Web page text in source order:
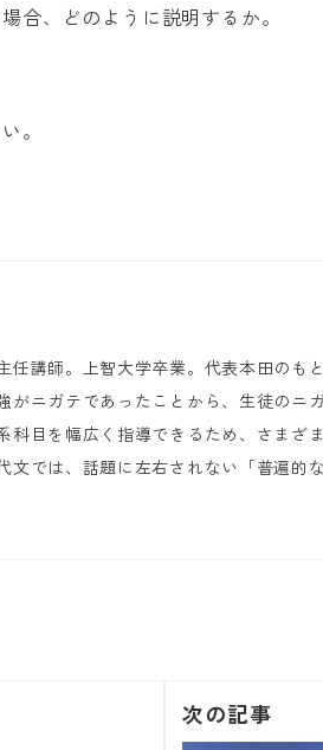
、どのように説明するか。
。
任講師。上智大学卒業。代表本田の
がニガテであったことから、生徒のニ
科目を幅広く指導できるため、さまざ
文では、話題に左右されない「普遍的
次の記事